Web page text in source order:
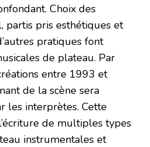
Choix des
partis pris esthétiques et
pratiques font
de plateau. Par
entre 1993 et
de la scène sera
les interprètes. Cette
de multiples types
instrumentales et